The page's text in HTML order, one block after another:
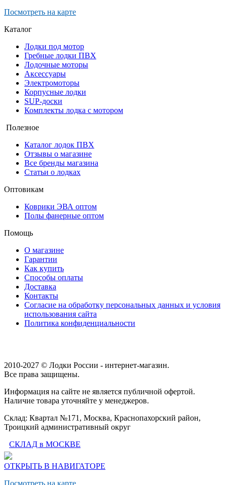
Посмотреть на карте
Каталог
Лодки под мотор
Гребные лодки ПВХ
Лодочные моторы
Аксессуары
Электромоторы
Корпусные лодки
SUP-доски
Комплекты лодка с мотором
Полезное
Каталог лодок ПВХ
Отзывы о магазине
Все бренды магазина
Статьи о лодках
Оптовикам
Коврики ЭВА оптом
Полы фанерные оптом
Помощь
О магазине
Гарантии
Как купить
Способы оплаты
Доставка
Контакты
Согласие на обработку персональных данных и условия
использования сайта
Политика конфиденциальности
2010-2027 © Лодки России - интернет-магазин.
Все права защищены.
Информация на сайте не является публичной офертой.
Наличие товара уточняйте у менеджеров.
Склад: Квартал №171, Москва, Краснопахорский район,
Троицкий административный округ
СКЛАД в МОСКВЕ
ОТКРЫТЬ В НАВИГАТОРЕ